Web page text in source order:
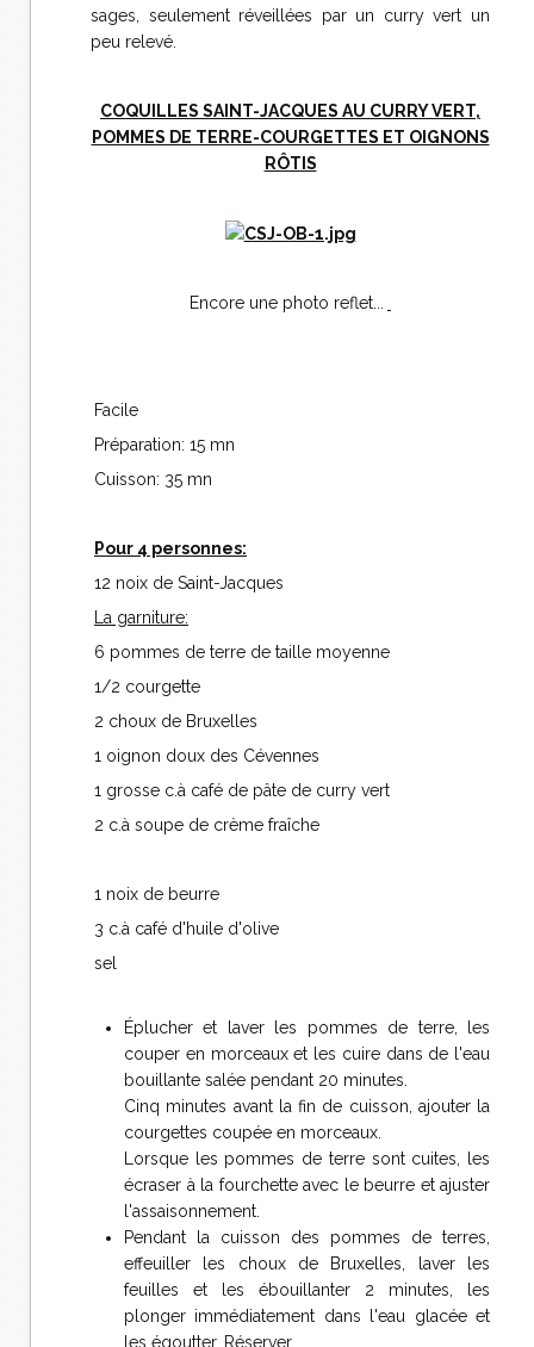
sages, seulement réveillées par un curry vert un
peu relevé.
COQUILLES SAINT-JACQUES AU CURRY VERT,
POMMES DE TERRE-COURGETTES ET OIGNONS
RÔTIS
Encore une photo reflet...
Facile
Préparation: 15 mn
Cuisson: 35 mn
Pour 4 personnes:
12 noix de Saint-Jacques
La garniture:
6 pommes de terre de taille moyenne
1/2 courgette
2 choux de Bruxelles
1 oignon doux des Cévennes
1 grosse c.à café de pâte de curry vert
2 c.à soupe de crème fraîche
1 noix de beurre
3 c.à café d'huile d'olive
sel
Éplucher et laver les pommes de terre, les
couper en morceaux et les cuire dans de l'eau
bouillante salée pendant 20 minutes.
Cinq minutes avant la fin de cuisson, ajouter la
courgettes coupée en morceaux.
Lorsque les pommes de terre sont cuites, les
écraser à la fourchette avec le beurre et ajuster
l'assaisonnement.
Pendant la cuisson des pommes de terres,
effeuiller les choux de Bruxelles, laver les
feuilles et les ébouillanter 2 minutes, les
plonger immédiatement dans l'eau glacée et
les égoutter. Réserver.